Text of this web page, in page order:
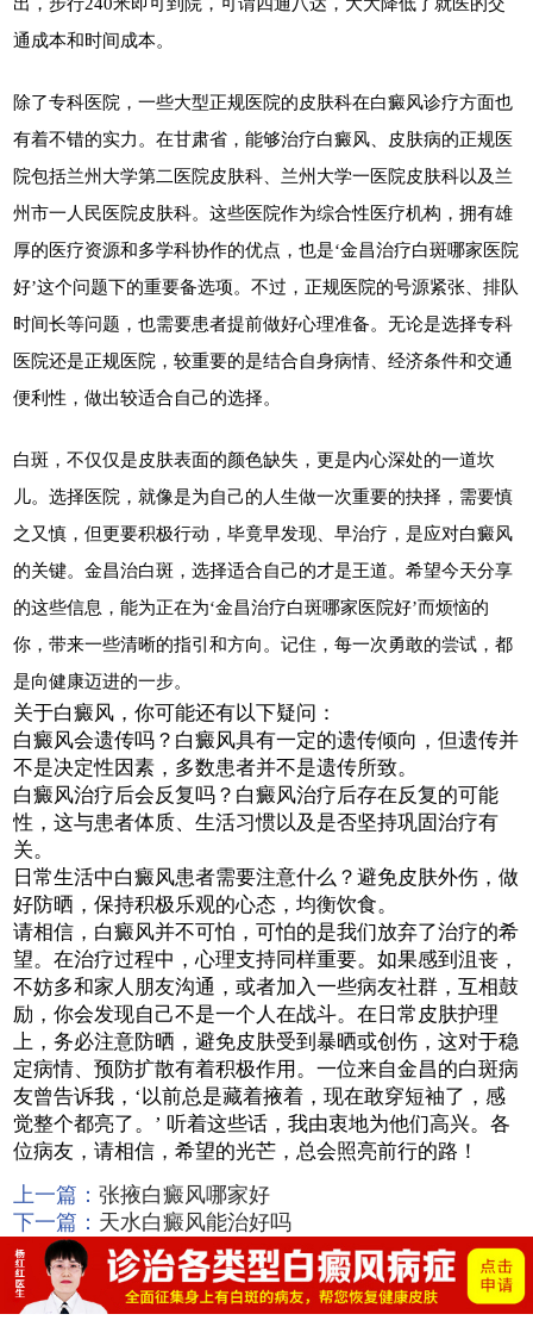
通成本和时间成本。
除了专科医院，一些大型正规医院的皮肤科在白癜风诊疗方面也
有着不错的实力。在甘肃省，能够治疗白癜风、皮肤病的正规医
院包括兰州大学第二医院皮肤科、兰州大学一医院皮肤科以及兰
州市一人民医院皮肤科。这些医院作为综合性医疗机构，拥有雄
厚的医疗资源和多学科协作的优点，也是‘金昌治疗白斑哪家医院
好’这个问题下的重要备选项。不过，正规医院的号源紧张、排队
时间长等问题，也需要患者提前做好心理准备。无论是选择专科
医院还是正规医院，较重要的是结合自身病情、经济条件和交通
便利性，做出较适合自己的选择。
白斑，不仅仅是皮肤表面的颜色缺失，更是内心深处的一道坎
儿。选择医院，就像是为自己的人生做一次重要的抉择，需要慎
之又慎，但更要积极行动，毕竟早发现、早治疗，是应对白癜风
的关键。金昌治白斑，选择适合自己的才是王道。希望今天分享
的这些信息，能为正在为‘金昌治疗白斑哪家医院好’而烦恼的
你，带来一些清晰的指引和方向。记住，每一次勇敢的尝试，都
是向健康迈进的一步。
关于白癜风，你可能还有以下疑问：
白癜风会遗传吗？白癜风具有一定的遗传倾向，但遗传并
不是决定性因素，多数患者并不是遗传所致。
白癜风治疗后会反复吗？白癜风治疗后存在反复的可能
性，这与患者体质、生活习惯以及是否坚持巩固治疗有
关。
日常生活中白癜风患者需要注意什么？避免皮肤外伤，做
好防晒，保持积极乐观的心态，均衡饮食。
请相信，白癜风并不可怕，可怕的是我们放弃了治疗的希
望。在治疗过程中，心理支持同样重要。如果感到沮丧，
不妨多和家人朋友沟通，或者加入一些病友社群，互相鼓
励，你会发现自己不是一个人在战斗。在日常皮肤护理
上，务必注意防晒，避免皮肤受到暴晒或创伤，这对于稳
定病情、预防扩散有着积极作用。一位来自金昌的白斑病
友曾告诉我，‘以前总是藏着掖着，现在敢穿短袖了，感
觉整个都亮了。’ 听着这些话，我由衷地为他们高兴。各
位病友，请相信，希望的光芒，总会照亮前行的路！
上一篇：张掖白癜风哪家好
下一篇： 天水白癜风能治好吗